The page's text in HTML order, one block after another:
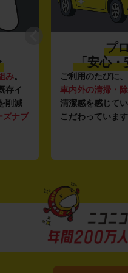
み。
存イ
削減
ズナブ
プ
「安心・
ご利用のたびに、
車内外の清掃・
清潔感を感じて
こだわっています